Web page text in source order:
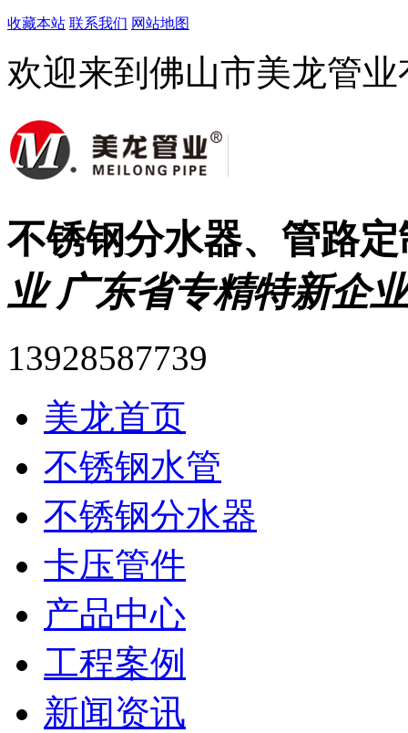
收藏本站 联系我们 网站地图
欢迎来到佛山市美龙管
不锈钢分水器、管路
业 广东省专精特新企
13928587739
美龙首页
不锈钢水管
不锈钢分水器
卡压管件
产品中心
工程案例
新闻资讯